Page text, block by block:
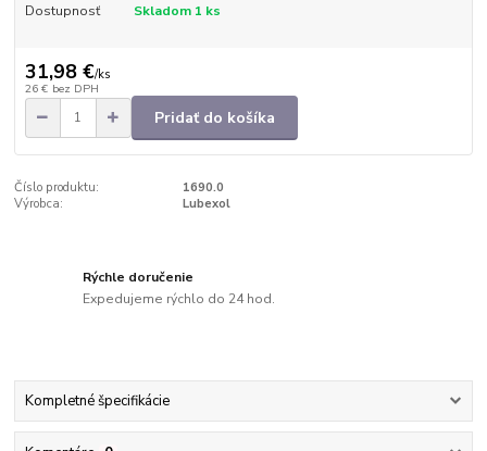
Dostupnosť Skladom 1 ks
31,98 €/ks
26 € bez DPH
Pridať do košíka
Číslo produktu:
1690.0
Výrobca:
Lubexol
Rýchle doručenie
Expedujeme rýchlo do 24 hod.
Kompletné špecifikácie